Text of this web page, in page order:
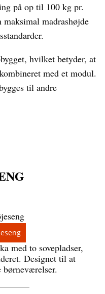
på op til 100 kg pr.
maksimal madrashøjde
hvilket betyder, at
med et modul.
til andre
med to sovepladser,
Designet til at